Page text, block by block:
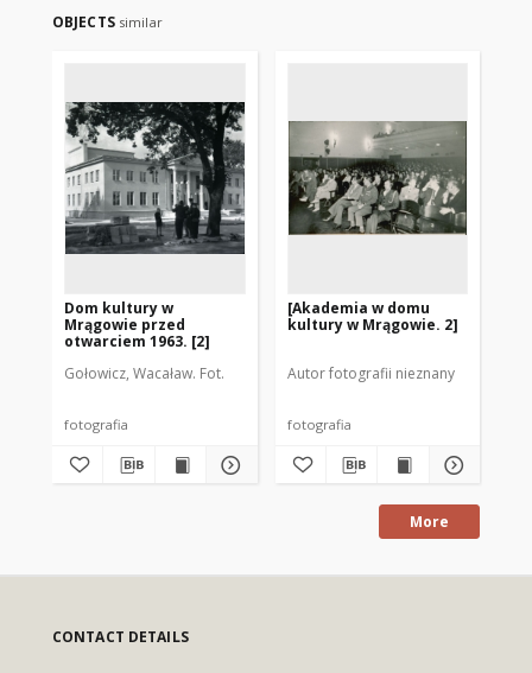
OBJECTS similar
Dom kultury w
Mrągowie przed
otwarciem 1963. [2]
Gołowicz, Wacaław. Fot.
fotografia
[Akademia w domu
kultury w Mrągowie. 2]
Autor fotografii nieznany
fotografia
More
CONTACT DETAILS